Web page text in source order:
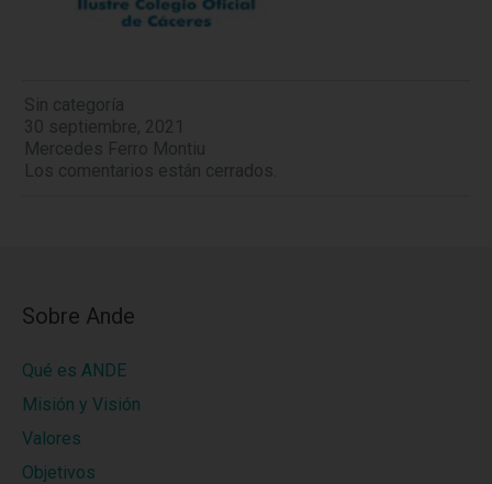
Sin categoría
30 septiembre, 2021
Mercedes Ferro Montiu
Los comentarios están cerrados.
Sobre Ande
Qué es ANDE
Misión y Visión
Valores
Objetivos